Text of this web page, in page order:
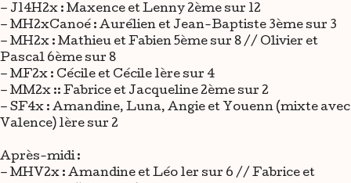
– J14H2x : Maxence et Lenny 2ème sur 12
– MH2xCanoé : Aurélien et Jean-Baptiste 3ème sur 3
– MH2x : Mathieu et Fabien 5ème sur 8 // Olivier et
Pascal 6ème sur 8
– MF2x : Cécile et Cécile 1ère sur 4
– MM2x :: Fabrice et Jacqueline 2ème sur 2
– SF4x : Amandine, Luna, Angie et Youenn (mixte avec
Valence) 1ère sur 2
Après-midi :
– MHV2x : Amandine et Léo 1er sur 6 // Fabrice et